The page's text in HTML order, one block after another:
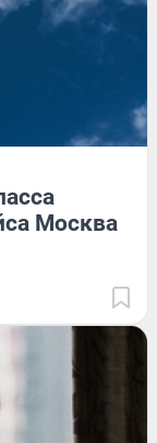
Москва